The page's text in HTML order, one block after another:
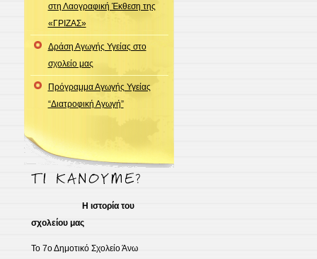
στη Λαογραφική Έκθεση της
«ΓΡΙΖΑΣ»
Δράση Αγωγής Υγείας στο
σχολείο μας
Πρόγραμμα Αγωγής Υγείας
“Διατροφική Αγωγή”
Η ιστορία του
σχολείου μας
Το 7ο Δημοτικό Σχολείο Άνω